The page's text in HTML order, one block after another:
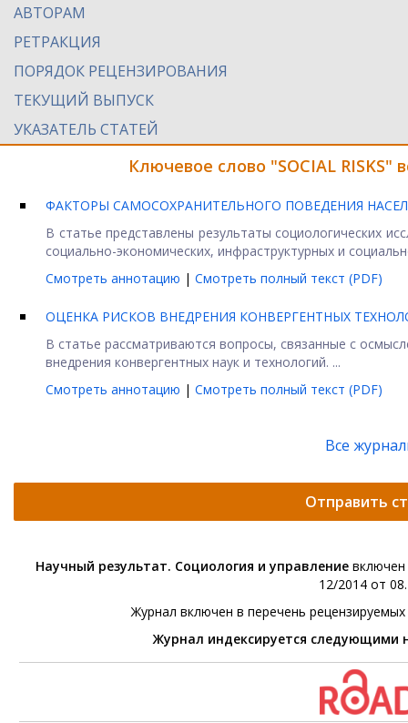
АВТОРАМ
РЕТРАКЦИЯ
ПОРЯДОК РЕЦЕНЗИРОВАНИЯ
ТЕКУЩИЙ ВЫПУСК
УКАЗАТЕЛЬ СТАТЕЙ
Ключевое слово "SOCIAL
ФАКТОРЫ САМОСОХРАНИТЕЛЬНОГО ПОВЕДЕНИЯ
В статье представлены результаты социологических
социально-экономических, инфраструктурных и
Смотреть аннотацию | Смотреть полный текст (PDF)
ОЦЕНКА РИСКОВ ВНЕДРЕНИЯ КОНВЕРГЕНТНЫХ
В статье рассматриваются вопросы, связанные с
внедрения конвергентных наук и технологий. ...
Смотреть аннотацию | Смотреть полный текст (PDF)
Все
Отправить
Научный результат. Социология и управление
12/2014 от
Журнал включен в перечень
Журнал индексируется